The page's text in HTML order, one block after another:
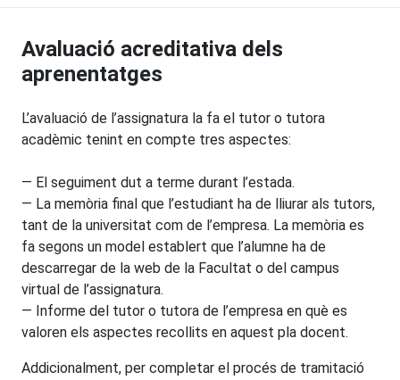
Avaluació acreditativa dels
aprenentatges
L’avaluació de l’assignatura la fa el tutor o tutora
acadèmic tenint en compte tres aspectes:
— El seguiment dut a terme durant l’estada.
— La memòria final que l’estudiant ha de lliurar als tutors,
tant de la universitat com de l’empresa. La memòria es
fa segons un model establert que l’alumne ha de
descarregar de la web de la Facultat o del campus
virtual de l’assignatura.
— Informe del tutor o tutora de l’empresa en què es
valoren els aspectes recollits en aquest pla docent.
Addicionalment, per completar el procés de tramitació